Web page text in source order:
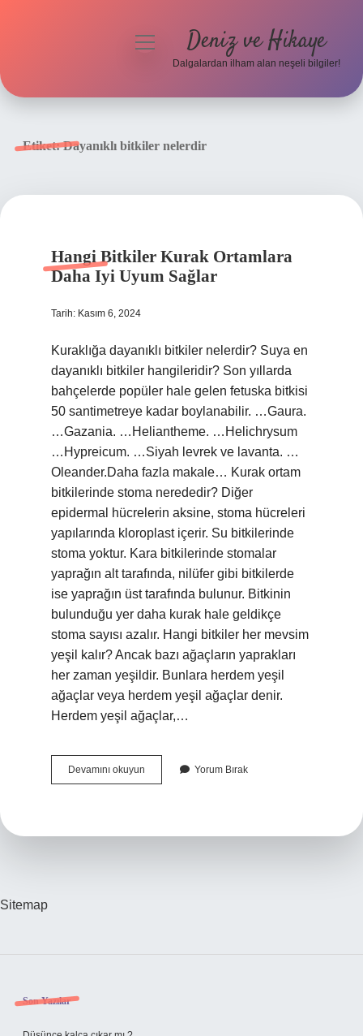
menüyü
Deniz ve Hikaye
Dalgalardan ilham alan neşeli bilgiler!
Etiket:Dayanıklı bitkiler nelerdir
Hangi Bitkiler Kurak Ortamlara
Daha Iyi Uyum Sağlar
Tarih: Kasım 6, 2024
Kuraklığa dayanıklı bitkiler nelerdir? Suya en
dayanıklı bitkiler hangileridir? Son yıllarda
bahçelerde popüler hale gelen fetuska bitkisi
50 santimetreye kadar boylanabilir. …Gaura.
…Gazania. …Heliantheme. …Helichrysum
…Hypreicum. …Siyah levrek ve lavanta. …
Oleander.Daha fazla makale… Kurak ortam
bitkilerinde stoma nerededir? Diğer
epidermal hücrelerin aksine, stoma hücreleri
yapılarında kloroplast içerir. Su bitkilerinde
stoma yoktur. Kara bitkilerinde stomalar
yaprağın alt tarafında, nilüfer gibi bitkilerde
ise yaprağın üst tarafında bulunur. Bitkinin
bulunduğu yer daha kurak hale geldikçe
stoma sayısı azalır. Hangi bitkiler her mevsim
yeşil kalır? Ancak bazı ağaçların yaprakları
her zaman yeşildir. Bunlara herdem yeşil
ağaçlar veya herdem yeşil ağaçlar denir.
Herdem yeşil ağaçlar,…
Devamını okuyun
Bitkiler
Yorum Bırak
Sitemap
Sidebar
Son Yazılar